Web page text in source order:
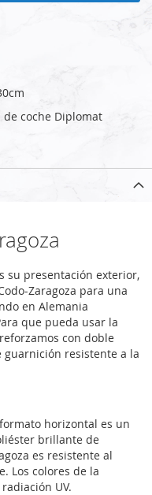
coche Diplomat
su presentación exterior,
Zaragoza para una
en Alemania
que pueda usar la
con doble
resistente a la
horizontal es un
brillante de
es resistente al
Los colores de la
UV.